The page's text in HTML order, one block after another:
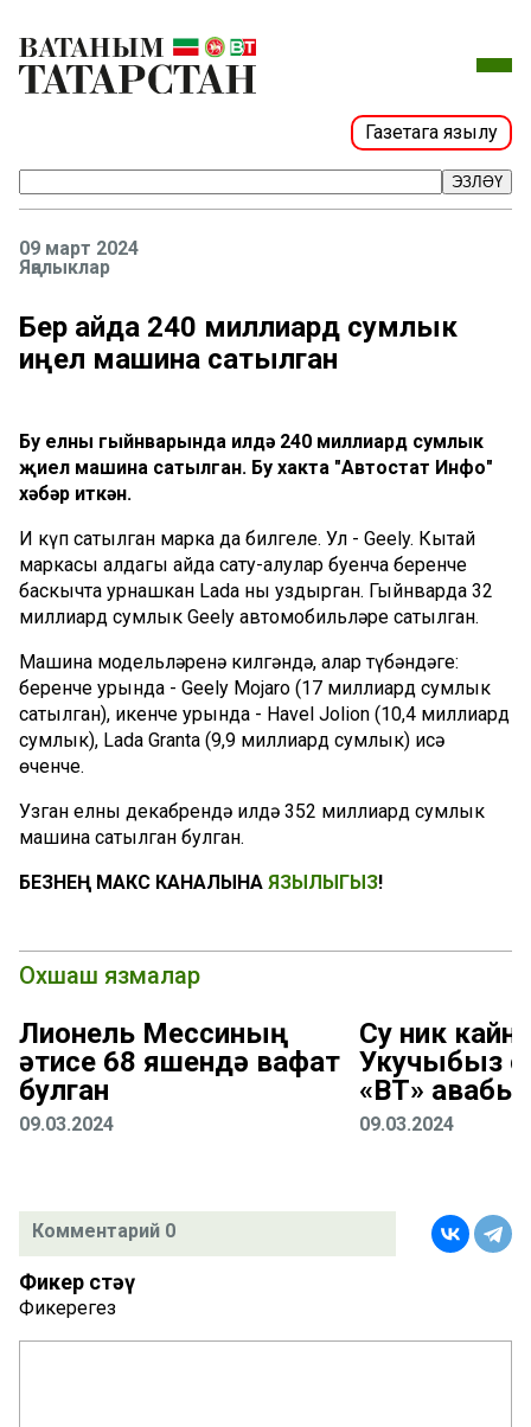
Газетага язылу
ЭЗЛӘҮ
09 март 2024
Яңалыклар
Бер айда 240 миллиард сумлык
җиңел машина сатылган
Бу елның гыйнварында илдә 240 миллиард сумлык
җиңел машина сатылган. Бу хакта "Автостат Инфо"
хәбәр иткән.
Иң күп сатылган марка да билгеле. Ул - Geely. Кытай
маркасы алдагы айда сату-алулар буенча беренче
баскычта урнашкан Lada ны уздырган. Гыйнварда 32
миллиард сумлык Geely автомобильләре сатылган.
Машина модельләренә килгәндә, алар түбәндәге:
беренче урында - Geely Mojaro (17 миллиард сумлык
сатылган), икенче урында - Havel Jolion (10,4 миллиард
сумлык), Lada Granta (9,9 миллиард сумлык) исә
өченче.
Узган елның декабрендә илдә 352 миллиард сумлык
машина сатылган булган.
БЕЗНЕҢ МАКС КАНАЛЫНА ЯЗЫЛЫГЫЗ!
Охшаш язмалар
Лионель Мессиның
әтисе 68 яшендә вафат
булган
09.03.2024
Су ник
Укучыбыз
«ВТ» җавабы
09.03.2024
Комментарий 0
Фикер өстәү
Фикерегез